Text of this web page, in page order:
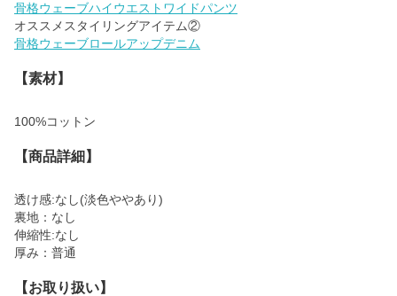
骨格ウェーブハイウエストワイドパンツ
骨格ウェーブロールアップデニム
【素材】
100%コットン
【商品詳細】
透け感:なし(淡色ややあり)
裏地：なし
伸縮性:なし
厚み：普通
【お取り扱い】